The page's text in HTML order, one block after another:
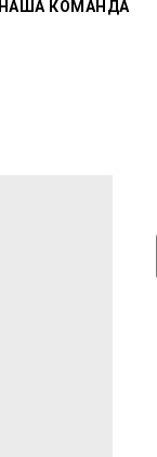
НАША КОМАНДА